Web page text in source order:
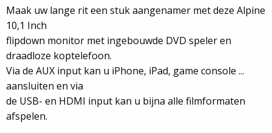
Maak uw lange rit een stuk aangenamer met deze Alpine
10,1 Inch
flipdown monitor met ingebouwde DVD speler en
draadloze koptelefoon.
Via de AUX input kan u iPhone, iPad, game console ...
aansluiten en via
de USB- en HDMI input kan u bijna alle filmformaten
afspelen.